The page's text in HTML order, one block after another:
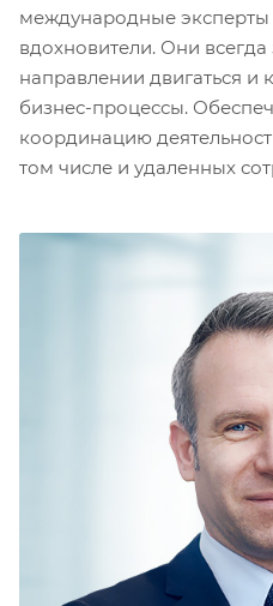
международные
вдохновители. Они
направлении двигаться и
бизнес-процессы.
координацию
том числе и удаленных